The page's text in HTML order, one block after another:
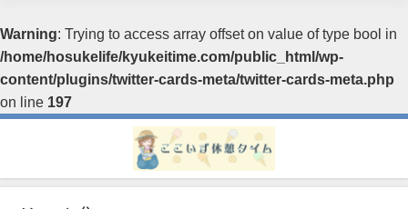
Warning: Trying to access array offset on value of type bool in
/home/hosukelife/kyukeitime.com/public_html/wp-
content/plugins/twitter-cards-meta/twitter-cards-meta.php
on line 197